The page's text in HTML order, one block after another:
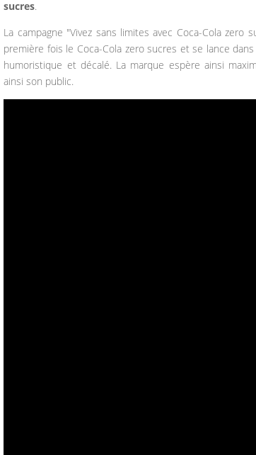
sucres.
La campagne "Vivez sans limites avec Coca-Cola
première fois le Coca-Cola zero sucres et se lance
humoristique et décalé. La marque espère ainsi
ainsi son public.